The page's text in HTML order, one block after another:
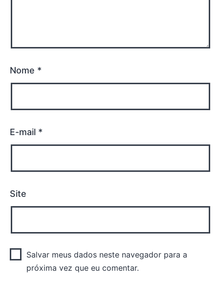
Nome *
E-mail *
Site
Salvar meus dados neste navegador para a
próxima vez que eu comentar.